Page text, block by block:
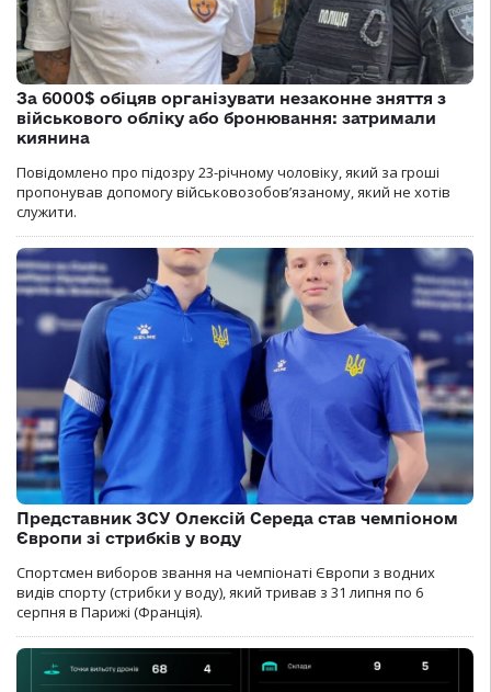
За 6000$ обіцяв організувати незаконне зняття з
військового обліку або бронювання: затримали
киянина
Повідомлено про підозру 23-річному чоловіку, який за гроші
пропонував допомогу військовозобов’язаному, який не хотів
служити.
Представник ЗСУ Олексій Середа став чемпіоном
Європи зі стрибків у воду
Спортсмен виборов звання на чемпіонаті Європи з водних
видів спорту (стрибки у воду), який тривав з 31 липня по 6
серпня в Парижі (Франція).